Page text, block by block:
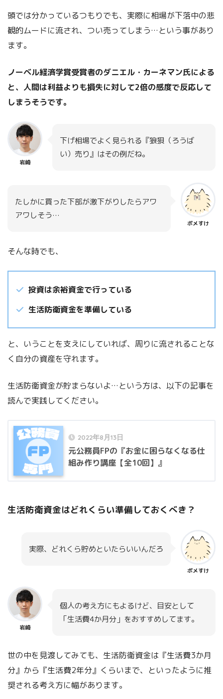
頭では分かっているつもりでも、実際に相場が下落中の悲
観的ムードに流され、つい売ってしまう…という事があり
ます。
ノーベル経済学賞受賞者のダニエル・カーネマン氏による
と、人間は利益よりも損失に対して2倍の感度で反応して
しまうそうです。
岩崎
下げ相場でよく見られる『狼狽（ろうば
い）売り』はその例だね。
ポメすけ
たしかに買った下部が激下がりしたらアワ
アワしそう…
そんな時でも、
投資は余裕資金で行っている
生活防衛資金を準備している
と、いうことを支えにしていれば、周りに流されることな
く自分の資産を守れます。
生活防衛資金が貯まらないよ…という方は、以下の記事を
読んで実践してください。
2022年8月13日
元公務員FPの『お金に困らなくなる仕
組み作り講座【全10回】』
生活防衛資金はどれくらい準備しておくべき？
ポメすけ
実際、どれくら貯めといたらいいんだろ
岩崎
個人の考え方にもよるけど、目安として
「生活費4か月分」をおすすめしてます。
世の中を見渡してみても、生活防衛資金は『生活費3か月
分』から『生活費2年分』くらいまで、といったように推
奨される考え方に幅があります。